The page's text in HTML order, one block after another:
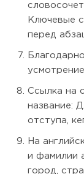
Ключевые
перед
Ссылка на
название:
отступа,
На
и фамилии
город,